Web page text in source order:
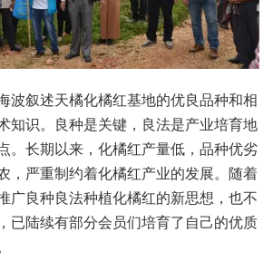
波叙述天橘化橘红基地的优良品种和相
知识。良种是关键，良法是产业培育地
。长期以来，化橘红产量低，品种优劣
，严重制约着化橘红产业的发展。随着
广良种良法种植化橘红的新思想，也不
已陆续有部分会员们培育了自己的优质